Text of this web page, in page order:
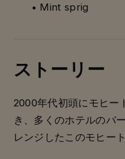
• Mint sprig
ストーリー
2000年代初頭にモヒー
き、多くのホテルのバ
レンジしたこのモヒー